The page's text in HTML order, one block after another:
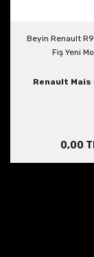
Beyin Renault R9
Fiş Yeni
Renault Mais
0,00